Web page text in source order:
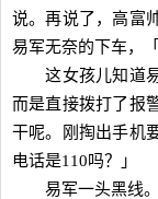
说。再说了，高富
易军无奈的下车，
这女孩儿知道易
而是直接拨打了报
干呢。刚掏出手机
电话是110吗？」
易军一头黑线。